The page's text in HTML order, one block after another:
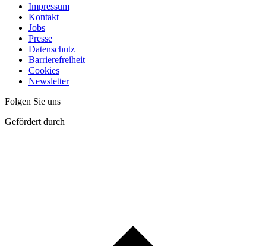
Impressum
Kontakt
Jobs
Presse
Datenschutz
Barrierefreiheit
Cookies
Newsletter
Folgen Sie uns
Gefördert durch